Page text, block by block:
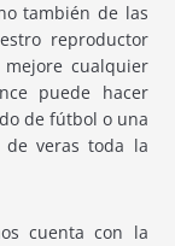
también de las
reproductor
cualquier
puede hacer
de fútbol o una
de veras toda la
cuenta con la